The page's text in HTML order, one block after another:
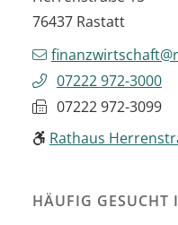
76437 Rastatt
07222 972-3000
07222 972-3099
Rathaus
HÄUFIG GESUCHT